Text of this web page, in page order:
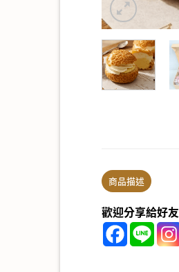
商品描述
歡迎分享給好友